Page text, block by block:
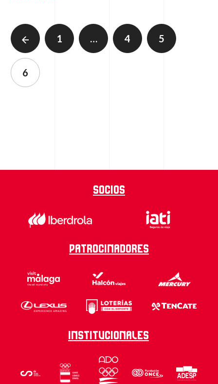
1 … 4 5
6
Socios
Patrocinadores
Institucionales